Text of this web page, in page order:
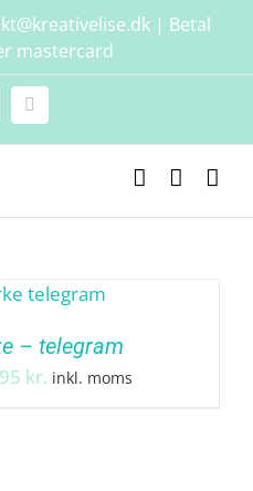
| Betal
mastercard
Instagram
– telegram
kr. Prisinterval:
inkl. moms